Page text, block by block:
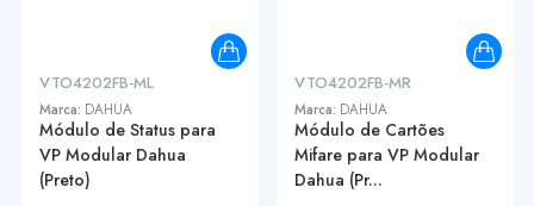
VTO4202FB-ML
Marca: DAHUA
Módulo de Status para
VP Modular Dahua
(Preto)
VTO4202FB-MR
Marca: DAHUA
Módulo de Cartões
Mifare para VP Modular
Dahua (Pr...